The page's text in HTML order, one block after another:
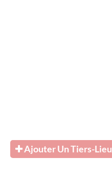
Ajouter Un Tiers-Lieu